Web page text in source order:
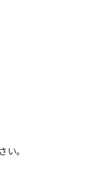
い。